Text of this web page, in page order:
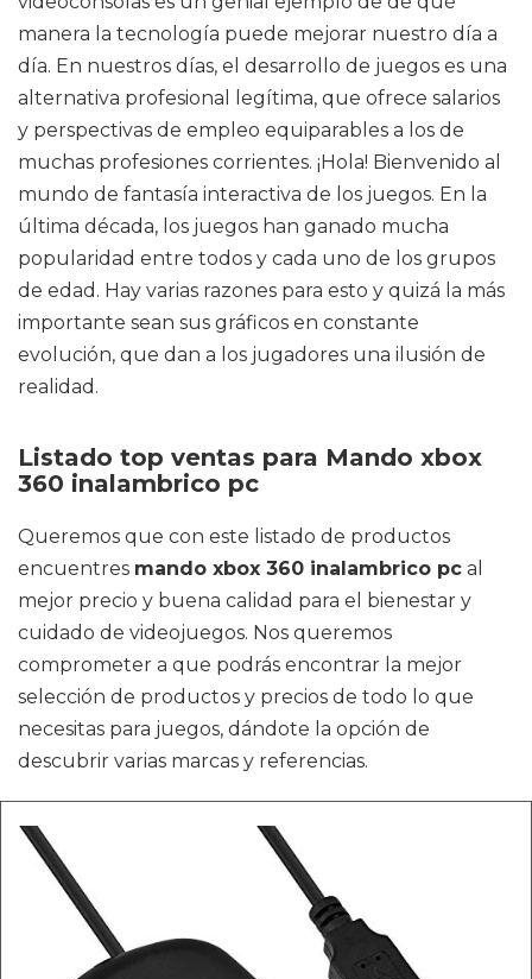
manera la tecnología puede mejorar nuestro día a
día. En nuestros días, el desarrollo de juegos es una
alternativa profesional legítima, que ofrece salarios
y perspectivas de empleo equiparables a los de
muchas profesiones corrientes. ¡Hola! Bienvenido al
mundo de fantasía interactiva de los juegos. En la
última década, los juegos han ganado mucha
popularidad entre todos y cada uno de los grupos
de edad. Hay varias razones para esto y quizá la más
importante sean sus gráficos en constante
evolución, que dan a los jugadores una ilusión de
realidad.
Listado top ventas para Mando xbox
360 inalambrico pc
Queremos que con este listado de productos
encuentres mando xbox 360 inalambrico pc al
mejor precio y buena calidad para el bienestar y
cuidado de videojuegos. Nos queremos
comprometer a que podrás encontrar la mejor
selección de productos y precios de todo lo que
necesitas para juegos, dándote la opción de
descubrir varias marcas y referencias.